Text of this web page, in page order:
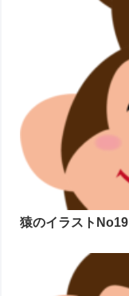
猿のイラストNo19